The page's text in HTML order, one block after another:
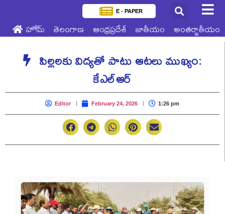
E - PAPER
హోమ్ తెలంగాణ ఆంధ్రప్రదేశ్ జాతీయం అంతర్జాతీయం
పిల్లలకు విద్యతో పాటు ఆటలు ముఖ్యం:
కేఎల్ఆర్
Editor February 24, 2026 1:26 pm